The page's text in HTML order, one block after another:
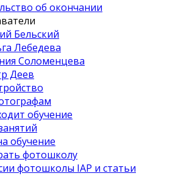
об окончании
Бельский
Лебедева
Соломенцева
Деев
обучение
обучение
фотошколу
фотошколы IAP и статьи